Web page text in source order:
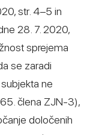
str. 4–5 in
28. 7. 2020,
sprejema
se zaradi
ne
člena ZJN-3),
določenih